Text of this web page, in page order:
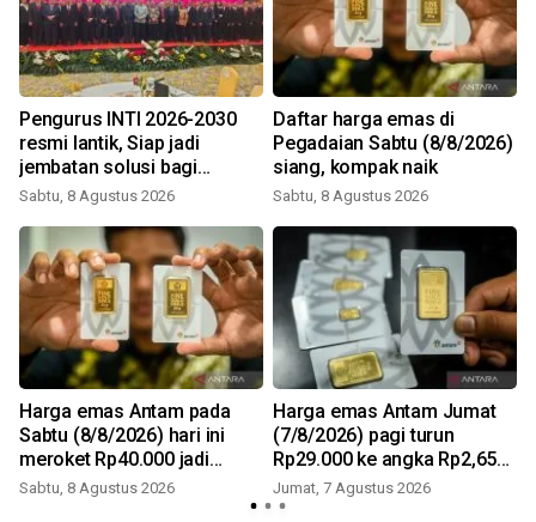
Pengurus INTI 2026-2030
resmi lantik, Siap jadi
jembatan solusi bagi
persoalan bangsa
Sabtu, 8 Agustus 2026
Daftar harga emas di
Pegadaian Sabtu (8/8/2026)
siang, kompak naik
Sabtu, 8 Agustus 2026
Harga emas Antam pada
Sabtu (8/8/2026) hari ini
meroket Rp40.000 jadi
Rp2,690 juta/gr
Sabtu, 8 Agustus 2026
Harga emas Antam Jumat
(7/8/2026) pagi turun
Rp29.000 ke angka Rp2,650
juta/gr
Jumat, 7 Agustus 2026